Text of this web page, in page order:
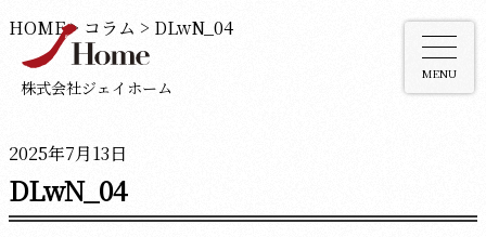
株式会社ジェイホーム
MENU
HOME> コラム > DLwN_04
2025年7月13日
DLwN_04